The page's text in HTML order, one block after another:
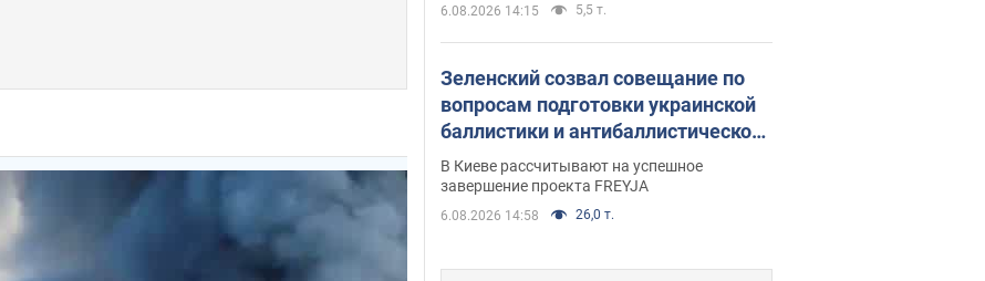
6.08.2026 14:15 5,5 т.
Зеленский созвал совещание по
вопросам подготовки украинской
баллистики и антибаллистической
программы FREYJA: какие
решения готовятся
В Киеве рассчитывают на успешное
завершение проекта FREYJA
6.08.2026 14:58 26,0 т.